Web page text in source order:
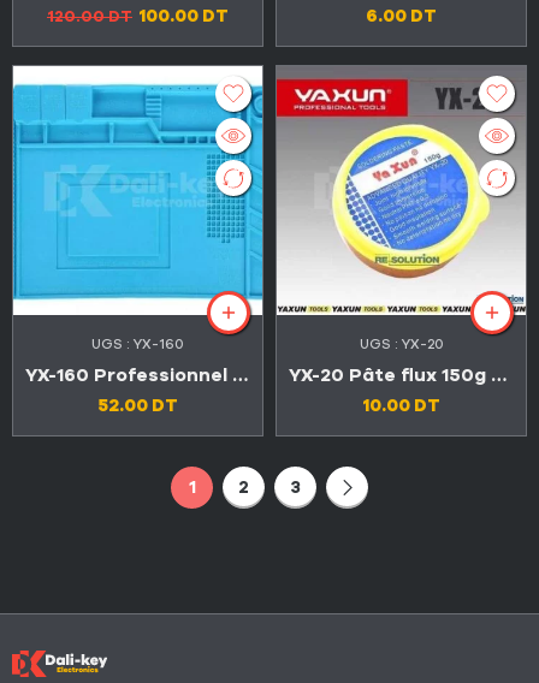
120.00DT 100.00 DT
6.00 DT
UGS : YX-160
YX-160 Professionnel tapis à souder en silicone antistatique et antidérapant
52.00 DT
UGS : YX-20
YX-20 Pâte flux 150g qualité avancée
10.00 DT
1 2 3